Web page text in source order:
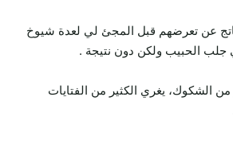
عن تعرضهم قبل المجئ لي لعدة شيوخ
جلب الحبيب ولكن دون نتيجة .
من الشكوك، يغري الكثير من الفتايات